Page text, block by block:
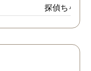
婚をするのならと思い、
の不倫の証拠を押さえて
から離婚を提案すること
みの日に妻は外出するこ
探偵ちゃん